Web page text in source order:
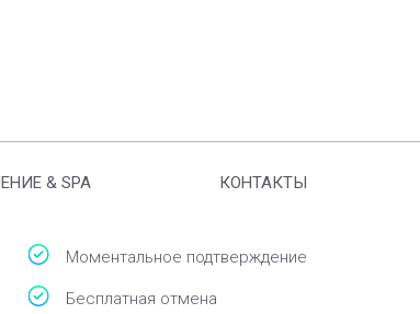
& SPA КОНТАКТЫ
Моментальное подтверждение
Бесплатная отмена